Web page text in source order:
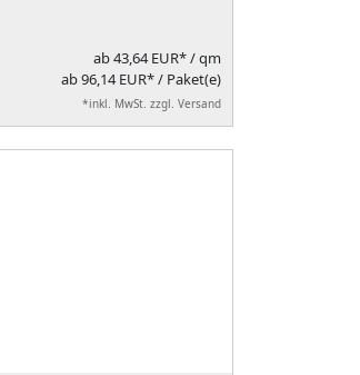
ab43,64 EUR*/ qm
ab 96,14 EUR* / Paket(e)
*inkl. MwSt. zzgl. Versand